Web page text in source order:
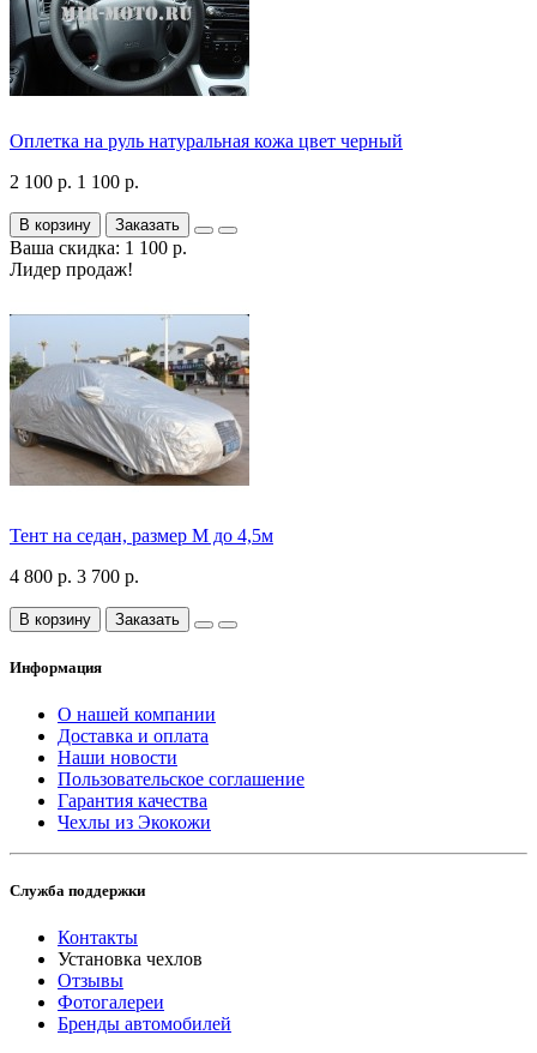
Оплетка на руль натуральная кожа цвет черный
2 100 р. 1 100 р.
В корзину Заказать
Ваша скидка: 1 100 р.
Лидер продаж!
Тент на седан, размер М до 4,5м
4 800 р. 3 700 р.
В корзину Заказать
Информация
О нашей компании
Доставка и оплата
Наши новости
Пользовательское соглашение
Гарантия качества
Чехлы из Экокожи
Служба поддержки
Контакты
Установка чехлов
Отзывы
Фотогалереи
Бренды автомобилей